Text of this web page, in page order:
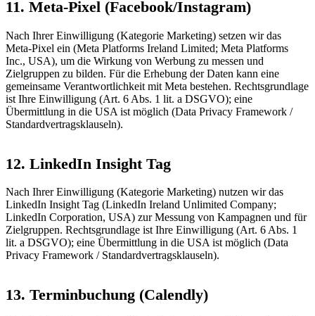
11. Meta-Pixel (Facebook/Instagram)
Nach Ihrer Einwilligung (Kategorie Marketing) setzen wir das
Meta-Pixel ein (Meta Platforms Ireland Limited; Meta Platforms
Inc., USA), um die Wirkung von Werbung zu messen und
Zielgruppen zu bilden. Für die Erhebung der Daten kann eine
gemeinsame Verantwortlichkeit mit Meta bestehen. Rechtsgrundlage
ist Ihre Einwilligung (Art. 6 Abs. 1 lit. a DSGVO); eine
Übermittlung in die USA ist möglich (Data Privacy Framework /
Standardvertragsklauseln).
12. LinkedIn Insight Tag
Nach Ihrer Einwilligung (Kategorie Marketing) nutzen wir das
LinkedIn Insight Tag (LinkedIn Ireland Unlimited Company;
LinkedIn Corporation, USA) zur Messung von Kampagnen und für
Zielgruppen. Rechtsgrundlage ist Ihre Einwilligung (Art. 6 Abs. 1
lit. a DSGVO); eine Übermittlung in die USA ist möglich (Data
Privacy Framework / Standardvertragsklauseln).
13. Terminbuchung (Calendly)